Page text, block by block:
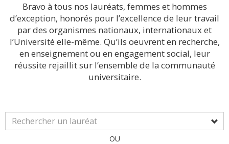
Bravo à tous nos lauréats, femmes et hommes
d’exception, honorés pour l’excellence de leur travail
par des organismes nationaux, internationaux et
l’Université elle-même. Qu’ils oeuvrent en recherche,
en enseignement ou en engagement social, leur
réussite rejaillit sur l’ensemble de la communauté
universitaire.
OU